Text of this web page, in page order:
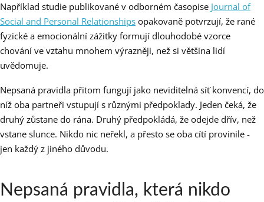
Například studie publikované v odborném časopise Journal of
Social and Personal Relationships opakovaně potvrzují, že rané
fyzické a emocionální zážitky formují dlouhodobé vzorce
chování ve vztahu mnohem výrazněji, než si většina lidí
uvědomuje.
Nepsaná pravidla přitom fungují jako neviditelná síť konvencí, do
níž oba partneři vstupují s různými předpoklady. Jeden čeká, že
druhý zůstane do rána. Druhý předpokládá, že odejde dřív, než
vstane slunce. Nikdo nic neřekl, a přesto se oba cítí provinile -
jen každý z jiného důvodu.
Nepsaná pravidla, která nikdo